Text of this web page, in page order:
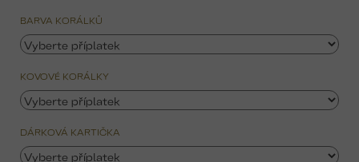
BARVA KORÁLKŮ
KOVOVÉ KORÁLKY
DÁRKOVÁ KARTIČKA